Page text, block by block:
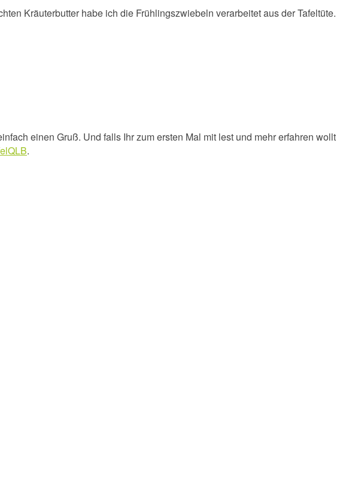
Kräuterbutter habe ich die Frühlingszwiebeln verarbeitet aus der Tafeltüte.
einen Gruß. Und falls Ihr zum ersten Mal mit lest und mehr erfahren wollt
.